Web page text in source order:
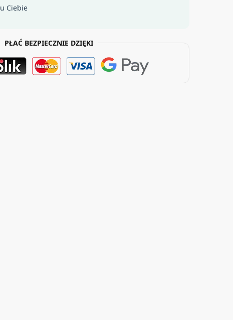
u Ciebie
PŁAĆ BEZPIECZNIE DZIĘKI